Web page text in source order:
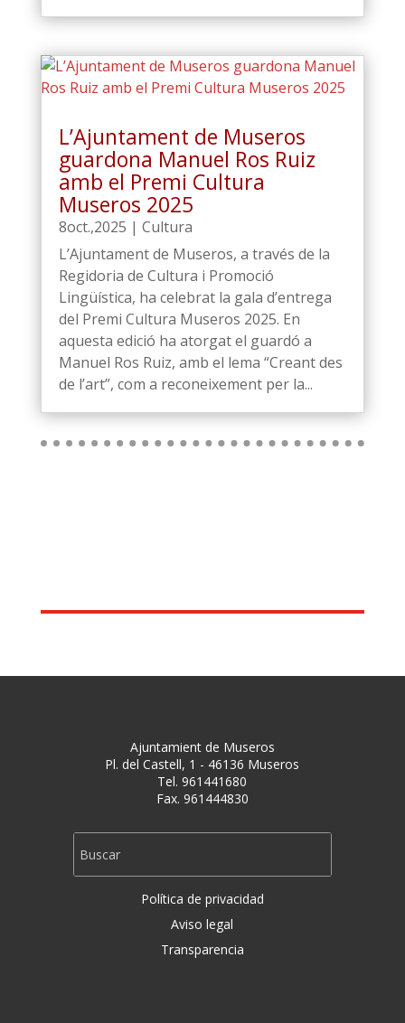
L’Ajuntament de Museros
guardona Manuel Ros Ruiz
amb el Premi Cultura
Museros 2025
8oct.,2025 | Cultura
L’Ajuntament de Museros, a través de la
Regidoria de Cultura i Promoció
Lingüística, ha celebrat la gala d’entrega
del Premi Cultura Museros 2025. En
aquesta edició ha atorgat el guardó a
Manuel Ros Ruiz, amb el lema “Creant des
de l’art”, com a reconeixement per la...
Ajuntamient de Museros
Pl. del Castell, 1 - 46136 Museros
Tel. 961441680
Fax. 961444830
Política de privacidad
Aviso legal
Transparencia